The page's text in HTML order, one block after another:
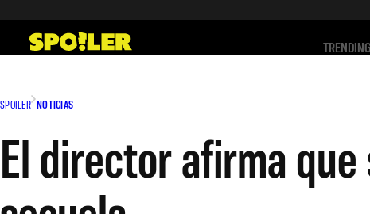
contenido
SPOILER NOTICIAS
El director afirma